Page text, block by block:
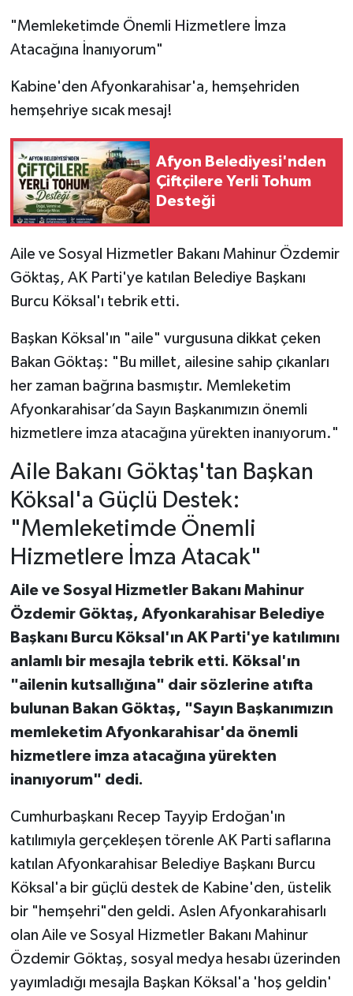
"Memleketimde Önemli Hizmetlere İmza
Atacağına İnanıyorum"
Kabine'den Afyonkarahisar'a, hemşehriden
hemşehriye sıcak mesaj!
Afyon Belediyesi'nden
Çiftçilere Yerli Tohum
Desteği
Aile ve Sosyal Hizmetler Bakanı Mahinur Özdemir
Göktaş, AK Parti'ye katılan Belediye Başkanı
Burcu Köksal'ı tebrik etti.
Başkan Köksal'ın "aile" vurgusuna dikkat çeken
Bakan Göktaş: "Bu millet, ailesine sahip çıkanları
her zaman bağrına basmıştır. Memleketim
Afyonkarahisar’da Sayın Başkanımızın önemli
hizmetlere imza atacağına yürekten inanıyorum."
Aile Bakanı Göktaş'tan Başkan
Köksal'a Güçlü Destek:
"Memleketimde Önemli
Hizmetlere İmza Atacak"
Aile ve Sosyal Hizmetler Bakanı Mahinur
Özdemir Göktaş, Afyonkarahisar Belediye
Başkanı Burcu Köksal'ın AK Parti'ye katılımını
anlamlı bir mesajla tebrik etti. Köksal'ın
"ailenin kutsallığına" dair sözlerine atıfta
bulunan Bakan Göktaş, "Sayın Başkanımızın
memleketim Afyonkarahisar'da önemli
hizmetlere imza atacağına yürekten
inanıyorum" dedi.
Cumhurbaşkanı Recep Tayyip Erdoğan'ın
katılımıyla gerçekleşen törenle AK Parti saflarına
katılan Afyonkarahisar Belediye Başkanı Burcu
Köksal'a bir güçlü destek de Kabine'den, üstelik
bir "hemşehri"den geldi. Aslen Afyonkarahisarlı
olan Aile ve Sosyal Hizmetler Bakanı Mahinur
Özdemir Göktaş, sosyal medya hesabı üzerinden
yayımladığı mesajla Başkan Köksal'a 'hoş geldin'